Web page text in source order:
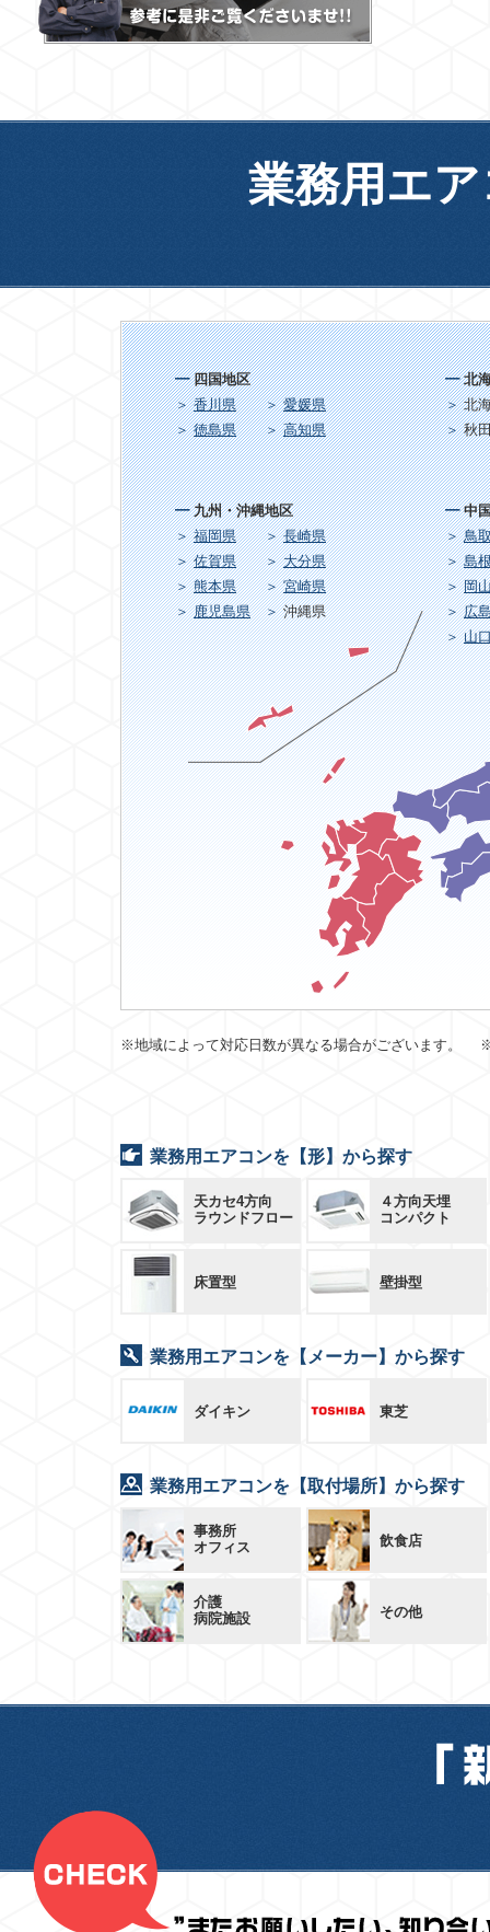
業務用エ
九州・沖縄地区
福岡県
長崎県
佐賀県
大分県
熊本県
宮崎県
鹿児島県
沖縄県
北
北
秋
中
鳥
島
岡
広
山
四国地区
香川県
愛媛県
徳島県
高知県
※地域によって対応日数が異なる場合がございます。
業務用エアコンを【形】から探す
天カセ4方向
ラウンドフロー
４方向天埋
コンパクト
床置型 壁掛型
業務用エアコンを【メーカー】から探す
ダイキン 東芝
業務用エアコンを【取付場所】から探す
事務所
オフィス
飲食店
介護
病院施設
その他